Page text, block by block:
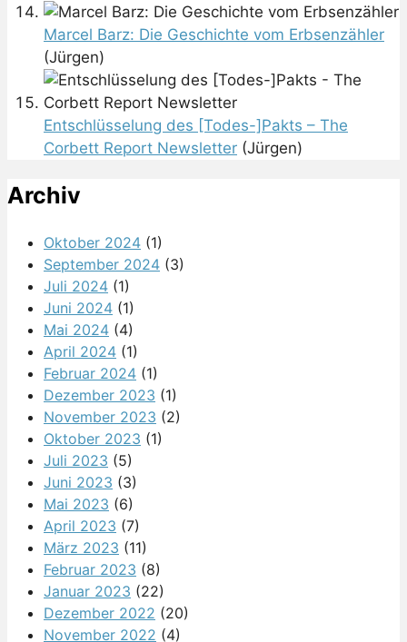
Marcel Barz: Die Geschichte vom Erbsenzähler
(Jürgen)
Entschlüsselung des [Todes-]Pakts – The
Corbett Report Newsletter (Jürgen)
Archiv
Oktober 2024 (1)
September 2024 (3)
Juli 2024 (1)
Juni 2024 (1)
Mai 2024 (4)
April 2024 (1)
Februar 2024 (1)
Dezember 2023 (1)
November 2023 (2)
Oktober 2023 (1)
Juli 2023 (5)
Juni 2023 (3)
Mai 2023 (6)
April 2023 (7)
März 2023 (11)
Februar 2023 (8)
Januar 2023 (22)
Dezember 2022 (20)
November 2022 (4)